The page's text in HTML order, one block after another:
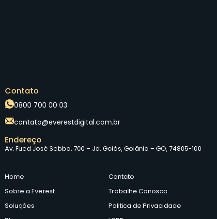
Contato
0800 700 00 03
contato@everestdigital.com.br
Endereço
Av. Fued José Sebba, 700 – Jd. Goiás, Goiânia – GO, 74805-100
Home
Sobre a Everest
Soluções
Contato
Trabalhe Conosco
Politica de Privacidade